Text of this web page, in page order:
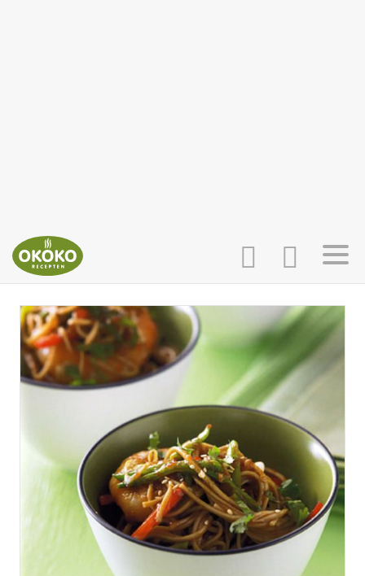
INLOGGEN
AANMELDEN
HOME
RECEPTEN
WEEKMENU'S
KOOKBOEKEN